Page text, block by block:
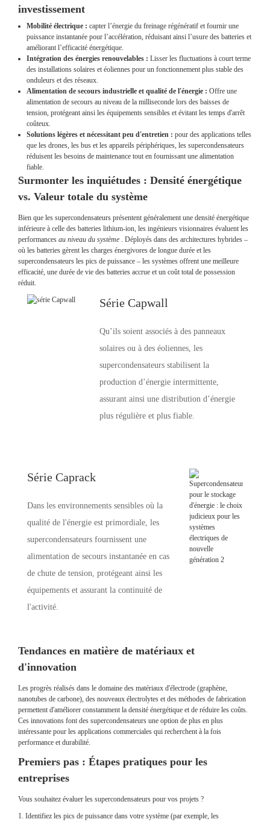
investissement
Mobilité électrique : capter l’énergie du freinage régénératif et fournir une
puissance instantanée pour l’accélération, réduisant ainsi l’usure des batteries et
améliorant l’efficacité énergétique.
Intégration des énergies renouvelables : Lisser les fluctuations à court terme
des installations solaires et éoliennes pour un fonctionnement plus stable des
onduleurs et des réseaux.
Alimentation de secours industrielle et qualité de l'énergie : Offre une
alimentation de secours au niveau de la milliseconde lors des baisses de
tension, protégeant ainsi les équipements sensibles et évitant les temps d'arrêt
coûteux.
Solutions légères et nécessitant peu d'entretien : pour des applications telles
que les drones, les bus et les appareils périphériques, les supercondensateurs
réduisent les besoins de maintenance tout en fournissant une alimentation
fiable.
Surmonter les inquiétudes : Densité énergétique
vs. Valeur totale du système
Bien que les supercondensateurs présentent généralement une densité énergétique
inférieure à celle des batteries lithium-ion, les ingénieurs visionnaires évaluent les
performances au niveau du système . Déployés dans des architectures hybrides –
où les batteries gèrent les charges énergivores de longue durée et les
supercondensateurs les pics de puissance – les systèmes offrent une meilleure
efficacité, une durée de vie des batteries accrue et un coût total de possession
réduit.
Série Capwall
Qu’ils soient associés à des panneaux
solaires ou à des éoliennes, les
supercondensateurs stabilisent la
production d’énergie intermittente,
assurant ainsi une distribution d’énergie
plus régulière et plus fiable.
Série Caprack
Dans les environnements sensibles où la
qualité de l'énergie est primordiale, les
supercondensateurs fournissent une
alimentation de secours instantanée en cas
de chute de tension, protégeant ainsi les
équipements et assurant la continuité de
l'activité.
Tendances en matière de matériaux et
d'innovation
Les progrès réalisés dans le domaine des matériaux d'électrode (graphène,
nanotubes de carbone), des nouveaux électrolytes et des méthodes de fabrication
permettent d'améliorer constamment la densité énergétique et de réduire les coûts.
Ces innovations font des supercondensateurs une option de plus en plus
intéressante pour les applications commerciales qui recherchent à la fois
performance et durabilité.
Premiers pas : Étapes pratiques pour les
entreprises
Vous souhaitez évaluer les supercondensateurs pour vos projets ?
Identifiez les pics de puissance dans votre système (par exemple, les